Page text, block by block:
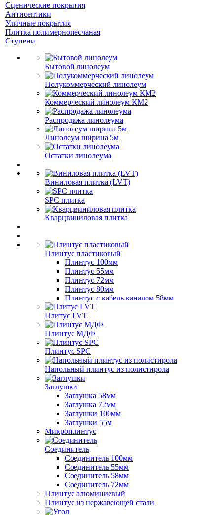
Сценические покрытия
Антисептики
Уличные покрытия
Плитка полимернопесчаная
Ступени
Бытовой линолеум
Полукоммерческий линолеум
Коммерческий линолеум КМ2
Распродажа линолеума
Линолеум ширина 5м
Остатки линолеума
Виниловая плитка (LVT)
SPC плитка
Кварцвиниловая плитка
Плинтус пластиковый
Плинтус 100мм
Плинтус 55мм
Плинтус 72мм
Плинтус 80мм
Плинтус с кабель каналом 58мм
Плитус LVT
Плинтус МДФ
Плинтус SPC
Напольный плинтус из полистирола
Заглушки
Заглушка 58мм
Заглушка 72мм
Заглушки 100мм
Заглушки 55м
Микроплинтус
Соединитель
Соединитель 100мм
Соединитель 55мм
Соединитель 58мм
Соединитель 72мм
Плинтус алюминиевый
Плинтус из нержавеющей стали